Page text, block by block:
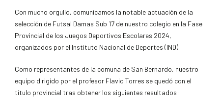
Con mucho orgullo, comunicamos la notable actuación de la
selección de Futsal Damas Sub 17 de nuestro colegio en la Fase
Provincial de los Juegos Deportivos Escolares 2024,
organizados por el Instituto Nacional de Deportes (IND).
Como representantes de la comuna de San Bernardo, nuestro
equipo dirigido por el profesor Flavio Torres se quedó con el
título provincial tras obtener los siguientes resultados: